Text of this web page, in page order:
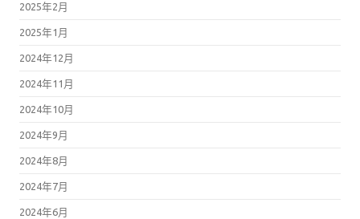
2025年2月
2025年1月
2024年12月
2024年11月
2024年10月
2024年9月
2024年8月
2024年7月
2024年6月